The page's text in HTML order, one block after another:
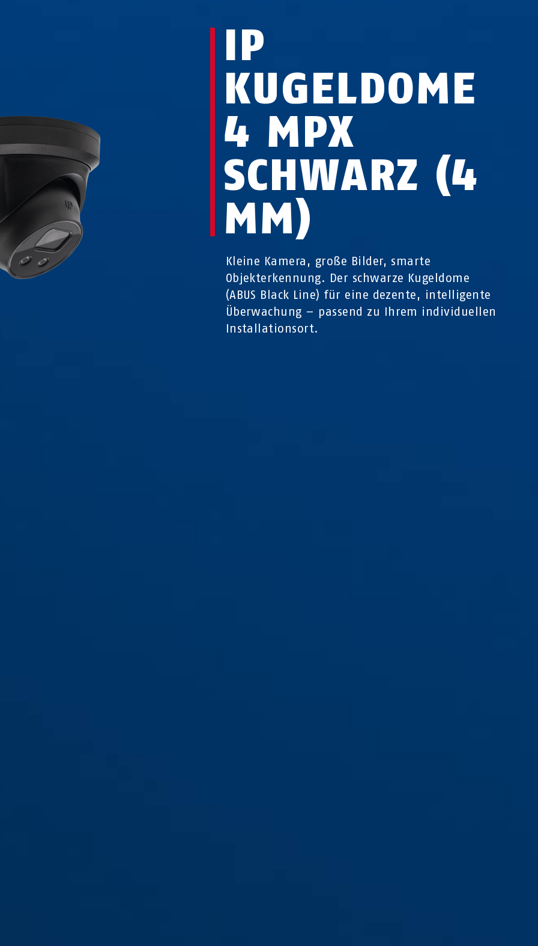
IP
KUGELDOME
4 MPX
SCHWARZ (4
MM)
Kleine Kamera, große Bilder, smarte
Objekterkennung. Der schwarze Kugeldome
(ABUS Black Line) für eine dezente, intelligente
Überwachung – passend zu Ihrem individuellen
Installationsort.